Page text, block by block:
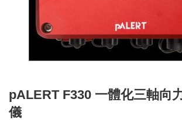
pALERT F330 一體化三軸向
儀